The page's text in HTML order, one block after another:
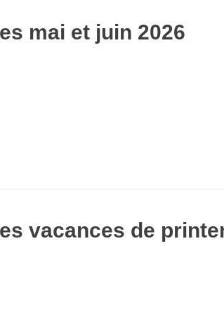
mai et juin 2026
vacances de